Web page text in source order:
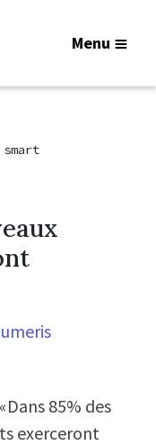
Menu
«Dans 85% des
exerceront